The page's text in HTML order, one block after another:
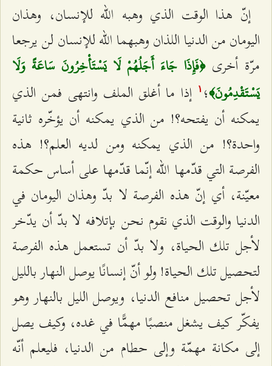
إنّ هذا الوقت الذي وهبه الله للإنسان، وهذان
اليومان من الدنيا اللذان وهبهما الله للإنسان لن يرجعا
مرّة أخرى﴿فَإِذَا جَاءَ أَجَلُهُمْ لَا يَسْتَأْخِرُونَ سَاعَةً وَلَا
يَسْتَقْدِمُونَ﴾؛ ۱
إذا ما أغلق الملف وانتهى فمن الذي
يمكنه أن يفتحه؟! من الذي يمكنه أن يؤخّره ثانية
واحدة؟! من الذي يمكنه ومن لديه العلم؟! هذه
الفرصة التي قدّمها الله إنّما قدّمها على أساس حكمة
معيّنة، أي إنّ هذه الفرصة لا بدّ وهذان اليومان في
الدنيا والوقت الذي نقوم نحن بإتلافه لا بدّ أن يدّخر
لأجل تلك الحياة، ولا بدّ أن تستعمل هذه الفرصة
لتحصيل تلك الحياة! ولو أنّ إنسانًا يوصل النهار بالليل
لأجل تحصيل منافع الدنيا، ويوصل الليل بالنهار وهو
يفكّر كيف يشغل منصبًا مهمًّا في غده، وكيف يصل
إلى مكانة مهمّة وإلى حطام من الدنيا، فليعلم أنّه